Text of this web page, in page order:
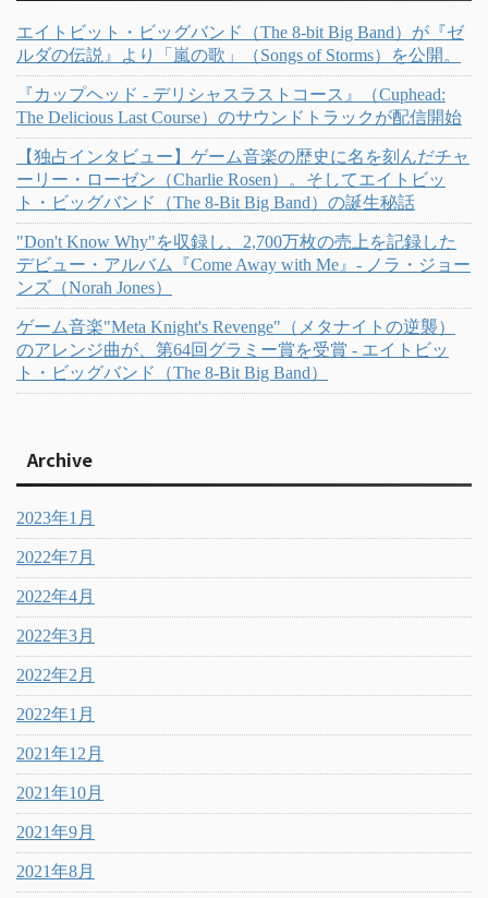
エイトビット・ビッグバンド（The 8-bit Big Band）が『ゼ
ルダの伝説』より「嵐の歌」（Songs of Storms）を公開。
『カップヘッド - デリシャスラストコース』（Cuphead:
The Delicious Last Course）のサウンドトラックが配信開始
【独占インタビュー】ゲーム音楽の歴史に名を刻んだチャ
ーリー・ローゼン（Charlie Rosen）。そしてエイトビッ
ト・ビッグバンド（The 8-Bit Big Band）の誕生秘話
"Don't Know Why"を収録し、2,700万枚の売上を記録した
デビュー・アルバム『Come Away with Me』- ノラ・ジョー
ンズ（Norah Jones）
ゲーム音楽"Meta Knight's Revenge"（メタナイトの逆襲）
のアレンジ曲が、第64回グラミー賞を受賞 - エイトビッ
ト・ビッグバンド（The 8-Bit Big Band）
Archive
2023年1月
2022年7月
2022年4月
2022年3月
2022年2月
2022年1月
2021年12月
2021年10月
2021年9月
2021年8月